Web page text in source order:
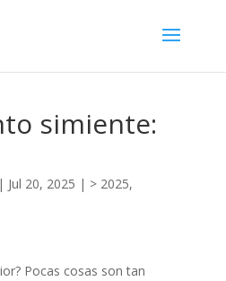
simiente:
| Jul 20, 2025 | > 2025,
Pocas cosas son tan